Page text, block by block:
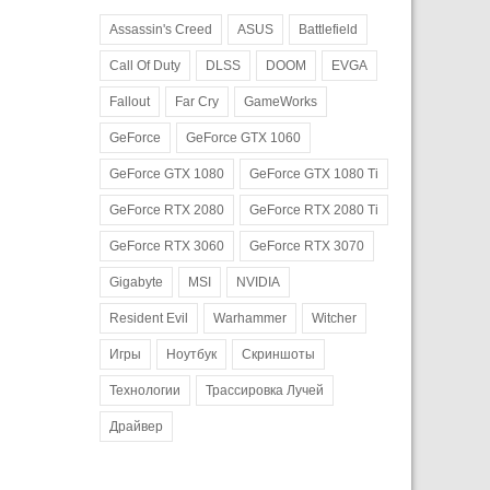
Assassin's Creed ASUS Battlefield
Call Of Duty DLSS DOOM EVGA
Fallout Far Cry GameWorks
GeForce GeForce GTX 1060
GeForce GTX 1080 GeForce GTX 1080 Ti
GeForce RTX 2080 GeForce RTX 2080 Ti
GeForce RTX 3060 GeForce RTX 3070
Gigabyte MSI NVIDIA
Resident Evil Warhammer Witcher
Игры Ноутбук Скриншоты
Технологии Трассировка Лучей
Драйвер